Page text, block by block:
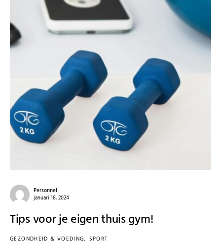
Personnel
januari 18, 2024
Tips voor je eigen thuis gym!
GEZONDHEID & VOEDING SPORT